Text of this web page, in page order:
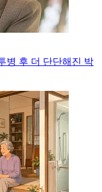
병 후 더 단단해진 박